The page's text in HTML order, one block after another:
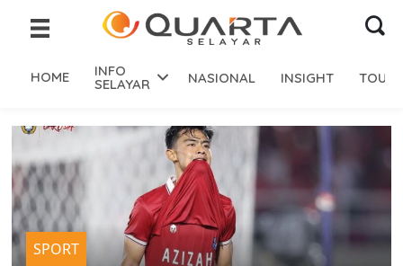
HOME INFO
SELAYAR NASIONAL INSIGHT
SPORT